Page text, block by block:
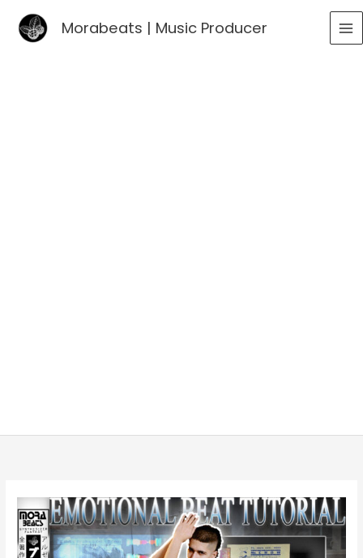
Morabeats | Music Producer